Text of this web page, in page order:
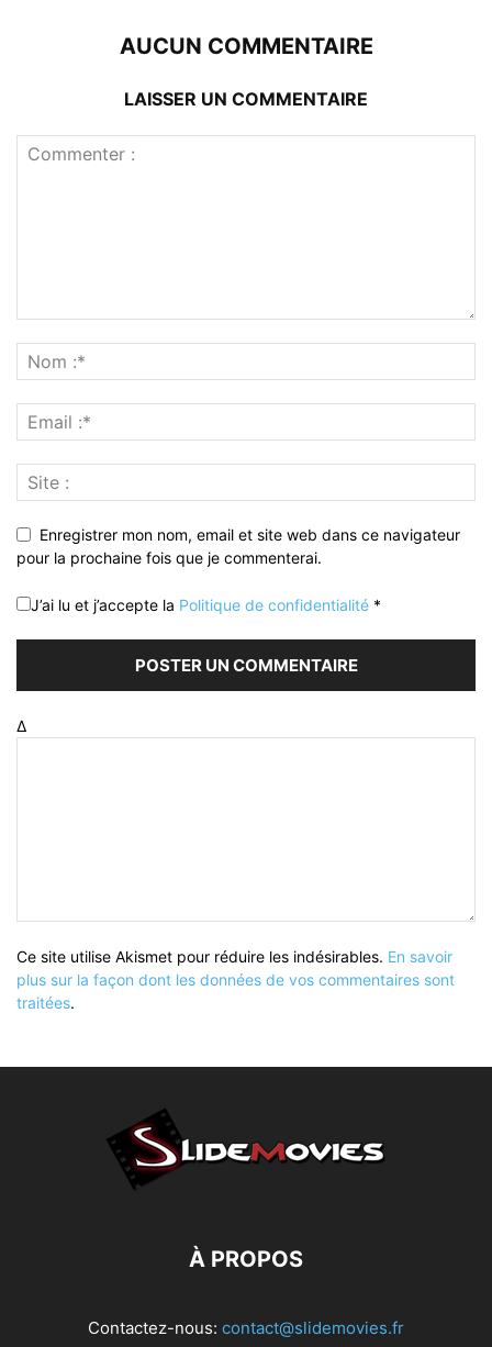
AUCUN COMMENTAIRE
LAISSER UN COMMENTAIRE
Enregistrer mon nom, email et site web dans ce navigateur
pour la prochaine fois que je commenterai.
J’ai lu et j’accepte la Politique de confidentialité *
Δ
Ce site utilise Akismet pour réduire les indésirables. En savoir
plus sur la façon dont les données de vos commentaires sont
traitées.
À PROPOS
Contactez-nous: contact@slidemovies.fr